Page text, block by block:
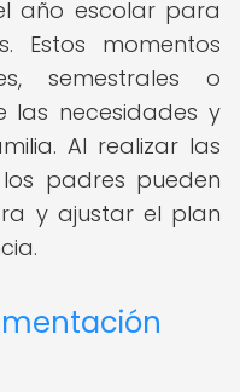
año escolar para
Estos momentos
semestrales o
las necesidades y
Al realizar las
padres pueden
y ajustar el plan